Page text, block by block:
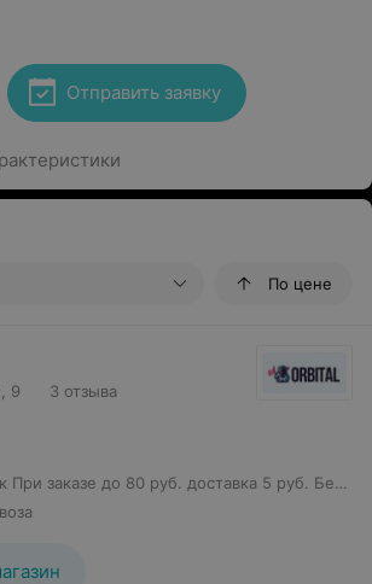
Отправить заявку
По цене
9
3 отзыва
При заказе до 80 руб. доставка 5 руб. Бесплатная доставка от 80 руб.